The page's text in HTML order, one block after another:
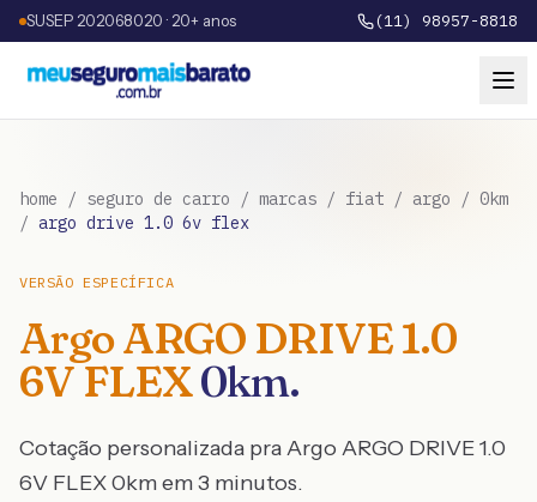
SUSEP 202068020 · 20+ anos (11) 98957-8818
home / seguro de carro / marcas / fiat / argo / 0km
/ argo drive 1.0 6v flex
VERSÃO ESPECÍFICA
ArgoARGO DRIVE 1.0
6V FLEX0km.
Cotação personalizada praArgo ARGO DRIVE 1.0
6V FLEX0kmem 3 minutos.